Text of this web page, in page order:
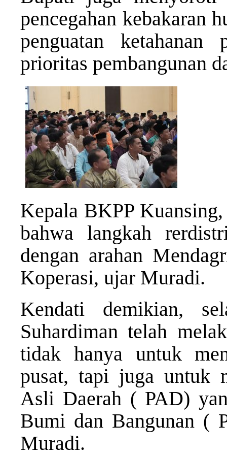
pencegahan kebakaran
penguatan
prioritas pembangunan
Kepala BKPP
bahwa langkah
dengan arahan
Koperasi, ujar Muradi.
Kendati demikian,
Suhardiman telah
tidak hanya untuk
pusat, tapi juga untuk
Asli Daerah ( PAD)
Bumi dan Bangunan (
Muradi.